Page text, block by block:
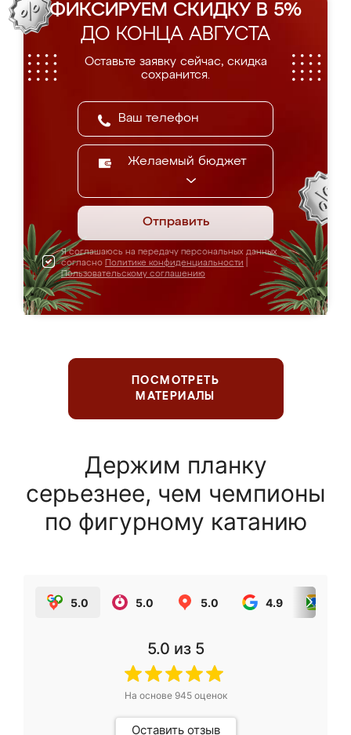
ФИКСИРУЕМ СКИДКУ В 5%
ДО КОНЦА АВГУСТА
Оставьте заявку сейчас, скидка
сохранится.
Желаемый бюджет
Отправить
Я соглашаюсь на передачу персональных данных
согласно Политике конфиденциальности
Пользовательскому соглашению
ПОСМОТРЕТЬ
МАТЕРИАЛЫ
Держим планку
серьезнее, чем чемпионы
по фигурному катанию
5.0 5.0 5.0 4.9
5.0 из 5
На основе 945оценок
Оставить отзыв